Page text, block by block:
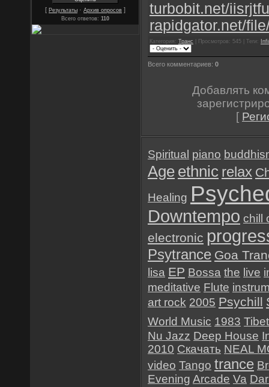
[ Результаты · Архив опросов ]
Всего ответов: 110
turbobit.net/
rapidgator.net/
Категория: Транс | Просмотров: 545 | Теги:
Всего комментариев: 0
Добавлять
[
Spiritual piano
Age ethnic relax
Healing
Downtempo chill
electronic
Psytrance Goa
lisa EP Bossa the live
meditative Flute
art rock 2005 Psychill
World Music 1983 Tibet
Nu Jazz Deep House
2010 Скачать NEAL
video Tango trance
Evening Arcade Va